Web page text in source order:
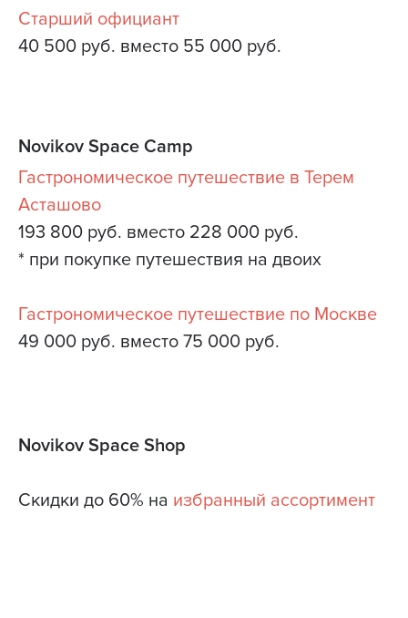
Старший официант
40 500 руб. вместо 55 000 руб.
Novikov Space Camp
Гастрономическое путешествие в Терем
Асташово
193 800 руб. вместо 228 000 руб.
* при покупке путешествия на двоих
Гастрономическое путешествие по Москве
49 000 руб. вместо 75 000 руб.
Novikov Space Shop
Скидки до 60% на избранный ассортимент